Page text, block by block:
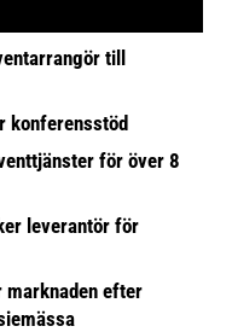
till
konferensstöd
för över 8
leverantör för
marknaden efter